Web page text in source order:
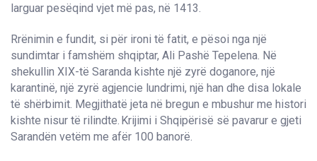
larguar pesëqind vjet më pas, në 1413.
Rrënimin e fundit, si për ironi të fatit, e pësoi nga një
sundimtar i famshëm shqiptar, Ali Pashë Tepelena. Në
shekullin XIX-të Saranda kishte një zyrë doganore, një
karantinë, një zyrë agjencie lundrimi, një han dhe disa lokale
të shërbimit. Megjithatë jeta në bregun e mbushur me histori
kishte nisur të rilindte. Krijimi i Shqipërisë së pavarur e gjeti
Sarandën vetëm me afër 100 banorë.